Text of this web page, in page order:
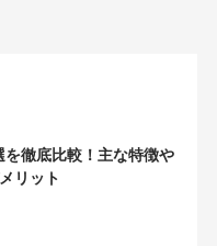
徹底比較！主な特徴や
リット